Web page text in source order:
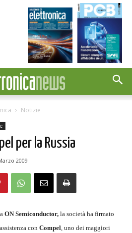
Notizie
per la Russia
2009
ON Semiconductor, la società ha firmato
con Compel, uno dei maggiori